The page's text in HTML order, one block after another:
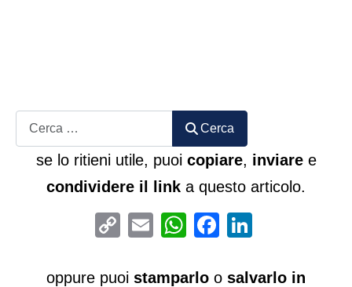
Cerca Cerca
se lo ritieni utile, puoi copiare, inviaree
condividere il link a questo articolo.
Copy
Link
Email WhatsAppFacebook
oppure puoi stamparlo o salvarlo in